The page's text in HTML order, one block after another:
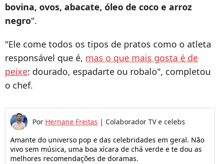
bovina, ovos, abacate, óleo de coco e arroz
negro".
"Ele come todos os tipos de pratos como o atleta
responsável que é, mas o que mais gosta é de
peixe: dourado, espadarte ou robalo", completou
o chef.
Por Hernane Freitas | Colaborador TV e celebs
Amante do universo pop e das celebridades em geral. Não
vivo sem música, uma boa xícara de chá verde e te dou as
melhores recomendações de doramas.